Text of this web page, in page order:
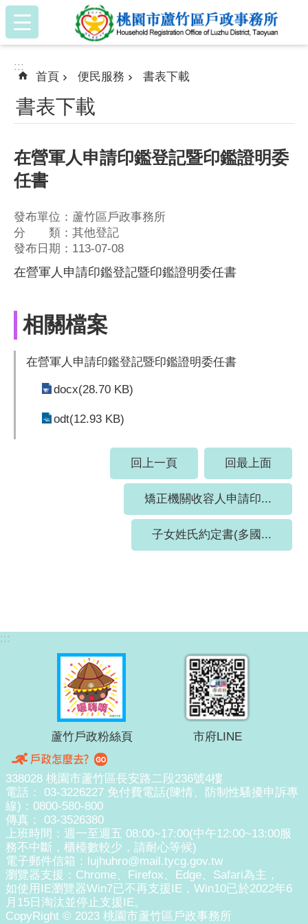
跳到主要內容區塊
:::
:::
首頁 便民服務 書表下載
書表下載
在營軍人申請印鑑登記暨印鑑證明委
任書
發布單位：蘆竹區戶政事務所
分 類：其他登記
發布日期：113-07-08
在營軍人申請印鑑登記暨印鑑證明委任書
相關檔案
在營軍人申請印鑑登記暨印鑑證明委任書
docx(28.70 KB)
odt(12.93 KB)
回上一頁 回最上面
矯正機關收容人申請印...
子女姓氏約定書(多國...
:::
蘆竹戶政粉絲頁 市府LINE
338028 桃園市蘆竹區長安路二段236號4樓
電話： 03-3226227 免付費電話(陳情、防制性騷擾申訴專
線)：0800-580-800
傳真： 03-3526380
上班時間：週一至週五 08:00~17:00(中午12:00~13:00服
務不中斷，櫃檯數較少，請耐心等候)
電子郵件信箱：lujhuhro@mail.tycg.gov.tw
瀏覽器支援：Chrome、Firefox、Edge、Safari為主，
如使用IE瀏覽器Win7已不再支援IE，Win10已於2022年6
月15日淘汰並停止支援IE。
CopyRight © 2023 桃園市蘆竹區戶政事務所